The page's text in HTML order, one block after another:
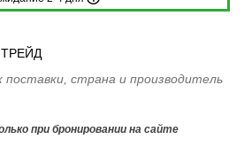
поставки, страна и производитель
при бронировании на сайте